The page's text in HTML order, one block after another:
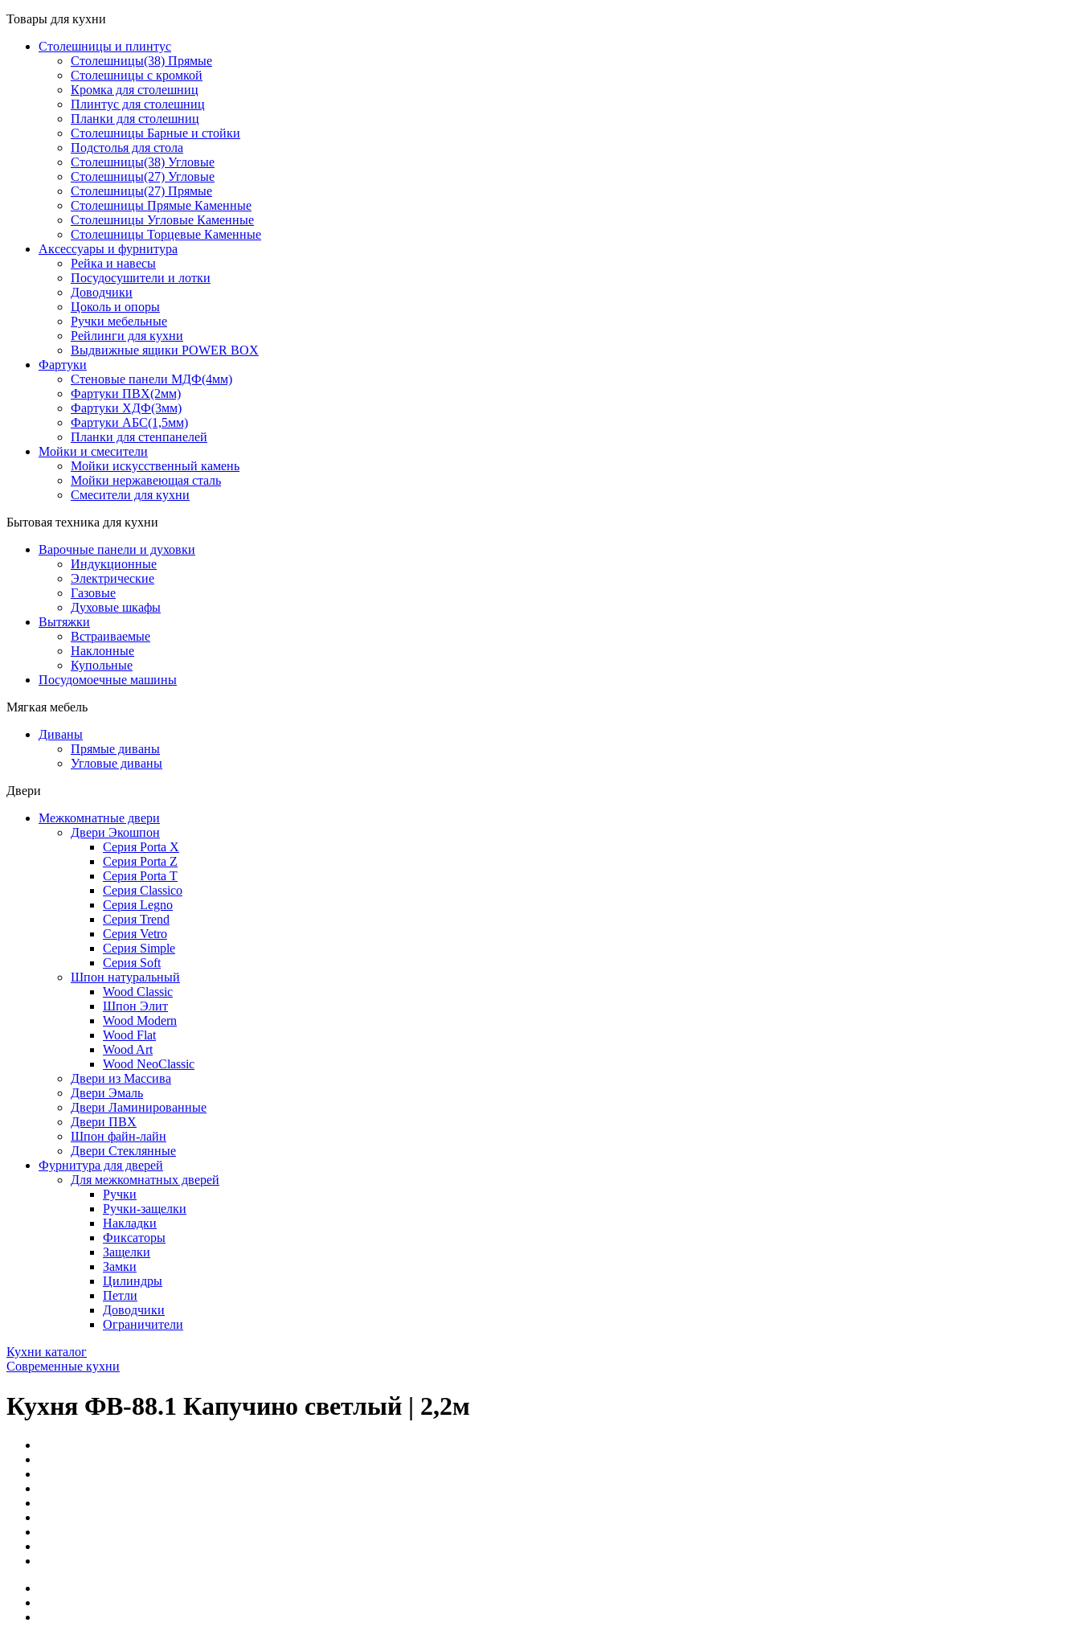
Товары для кухни
Столешницы и плинтус
Столешницы(38) Прямые
Столешницы с кромкой
Кромка для столешниц
Плинтус для столешниц
Планки для столешниц
Столешницы Барные и стойки
Подстолья для стола
Столешницы(38) Угловые
Столешницы(27) Угловые
Столешницы(27) Прямые
Столешницы Прямые Каменные
Столешницы Угловые Каменные
Столешницы Торцевые Каменные
Аксессуары и фурнитура
Рейка и навесы
Посудосушители и лотки
Доводчики
Цоколь и опоры
Ручки мебельные
Рейлинги для кухни
Выдвижные ящики POWER BOX
Фартуки
Стеновые панели МДФ(4мм)
Фартуки ПВХ(2мм)
Фартуки ХДФ(3мм)
Фартуки АБС(1,5мм)
Планки для стенпанелей
Мойки и смесители
Мойки искусственный камень
Мойки нержавеющая сталь
Смесители для кухни
Бытовая техника для кухни
Варочные панели и духовки
Индукционные
Электрические
Газовые
Духовые шкафы
Вытяжки
Встраиваемые
Наклонные
Купольные
Посудомоечные машины
Мягкая мебель
Диваны
Прямые диваны
Угловые диваны
Двери
Межкомнатные двери
Двери Экошпон
Серия Porta X
Серия Porta Z
Серия Porta T
Серия Classico
Серия Legno
Серия Trend
Серия Vetro
Серия Simple
Серия Soft
Шпон натуральный
Wood Classic
Шпон Элит
Wood Modern
Wood Flat
Wood Art
Wood NeoClassic
Двери из Массива
Двери Эмаль
Двери Ламинированные
Двери ПВХ
Шпон файн-лайн
Двери Стеклянные
Фурнитура для дверей
Для межкомнатных дверей
Ручки
Ручки-защелки
Накладки
Фиксаторы
Защелки
Замки
Цилиндры
Петли
Доводчики
Ограничители
Кухни каталог
Современные кухни
Кухня ФВ-88.1 Капучино светлый | 2,2м